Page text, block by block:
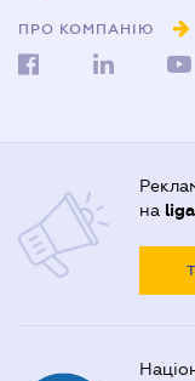
ПРО КОМПАНІЮ
на